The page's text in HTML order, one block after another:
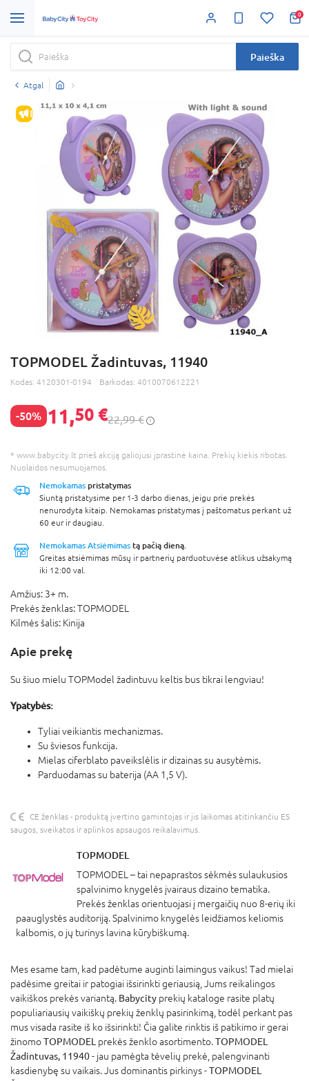
0
Paieška
Atgal
IŠPARDAVIMAS
TOPMODEL Žadintuvas, 11940
Kodas: 4120301-0194 Barkodas: 4010070612221
-50% 11,50 €22,99 €
* www.babycity.lt prieš akciją galiojusi įprastinė kaina. Prekių kiekis ribotas.
Nuolaidos nesumuojamos.
Nemokamas pristatymas
Siuntą pristatysime per 1-3 darbo dienas, jeigu prie prekės
nenurodyta kitaip. Nemokamas pristatymas į paštomatus perkant už
60 eur ir daugiau.
Nemokamas Atsiėmimas tą pačią dieną.
Greitas atsiėmimas mūsų ir partnerių parduotuvėse atlikus užsakymą
iki 12:00 val.
Amžius: 3+ m.
Prekės ženklas:TOPMODEL
Kilmės šalis: Kinija
Apie prekę
Su šiuo mielu TOPModel žadintuvu keltis bus tikrai lengviau!
Ypatybės:
Tyliai veikiantis mechanizmas.
Su šviesos funkcija.
Mielas ciferblato paveikslėlis ir dizainas su ausytėmis.
Parduodamas su baterija (AA 1,5 V).
CE ženklas - produktą įvertino gamintojas ir jis laikomas atitinkančiu ES
saugos, sveikatos ir aplinkos apsaugos reikalavimus.
TOPMODEL
TOPMODEL – tai nepaprastos sėkmės sulaukusios
spalvinimo knygelės įvairaus dizaino tematika.
Prekės ženklas orientuojasi į mergaičių nuo 8-erių iki
paauglystės auditoriją. Spalvinimo knygelės leidžiamos keliomis
kalbomis, o jų turinys lavina kūrybiškumą.
Mes esame tam, kad padėtume auginti laimingus vaikus! Tad mielai
padėsime greitai ir patogiai išsirinkti geriausią, Jums reikalingos
vaikiškos prekės variantą. Babycity prekių kataloge rasite platų
populiariausių vaikiškų prekių ženklų pasirinkimą, todėl perkant pas
mus visada rasite iš ko išsirinkti! Čia galite rinktis iš patikimo ir gerai
žinomoTOPMODEL prekės ženklo asortimento.TOPMODEL
Žadintuvas, 11940- jau pamėgta tėvelių prekė, palengvinanti
kasdienybę su vaikais. Jus dominantis pirkinys -TOPMODEL